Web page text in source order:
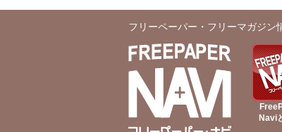
フリーペーパー・フリーマガジン
Navi